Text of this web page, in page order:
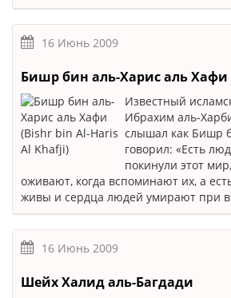
16 Июнь 2009
Бишр бин аль-Харис аль Хафи
Известный
Ибрахим аль-
слышал как Бишр
говорил: «Есть
покинули этот
оживают, когда вспоминают их, а
живы и сердца людей умирают при
16 Июнь 2009
Шейх Халид аль-Багдади